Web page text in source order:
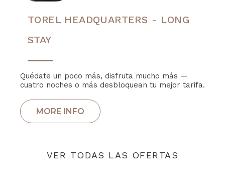
TOREL HEADQUARTERS - LONG
STAY
Quédate un poco más, disfruta mucho más —
cuatro noches o más desbloquean tu mejor tarifa.
VER TODAS LAS OFERTAS